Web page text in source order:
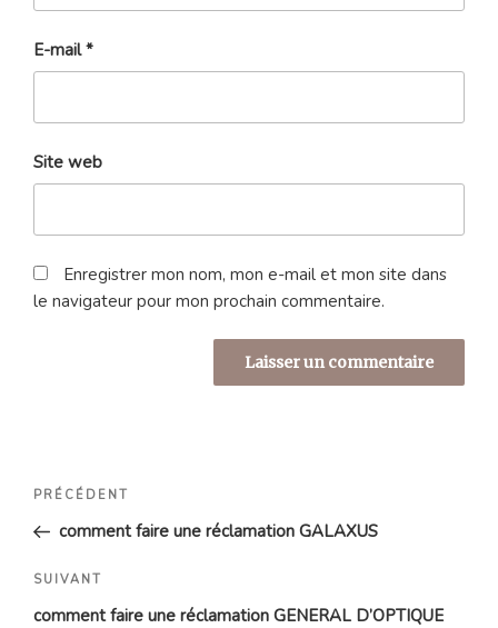
E-mail*
Site web
Enregistrer mon nom, mon e-mail et mon site dans
le navigateur pour mon prochain commentaire.
Navigation
l’article
Article
précédent
PRÉCÉDENT
comment faire une réclamation GALAXUS
Article
suivant
SUIVANT
comment faire une réclamation GENERAL D’OPTIQUE